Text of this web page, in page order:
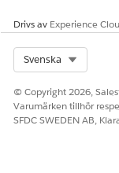
Se även:
Hantera fakturering
LÖSTE
Drivs av Experience
Svenska
© Copyright 2026,
Varumärken tillhör
SFDC SWEDEN AB,